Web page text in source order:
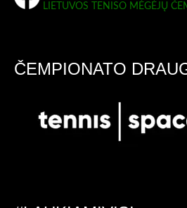
LIETUVOS TENISO MĖGĖJŲ
ČEMPIONATO